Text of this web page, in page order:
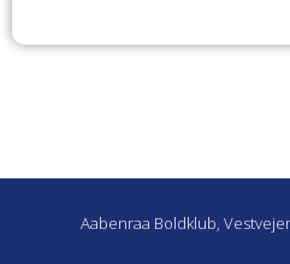
Aabenraa Boldklub,